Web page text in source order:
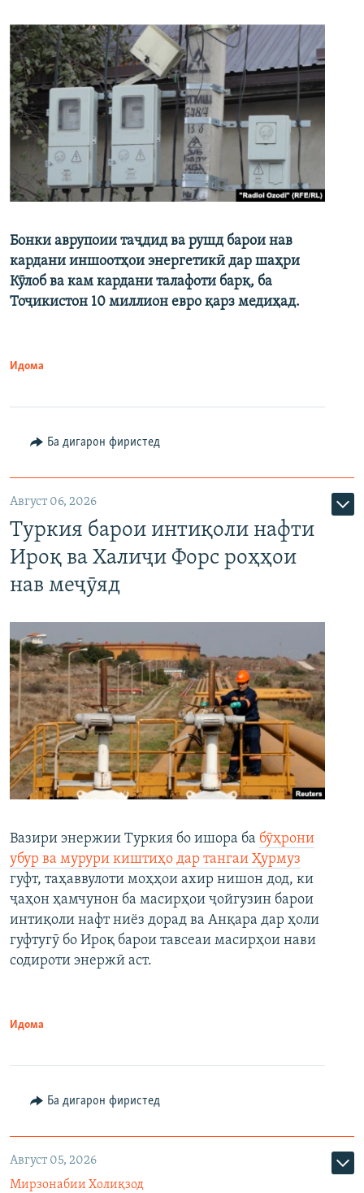
Бонки аврупоии таҷдид ва рушд барои нав
кардани иншоотҳои энергетикӣ дар шаҳри
Кӯлоб ва кам кардани талафоти барқ, ба
Тоҷикистон 10 миллион евро қарз медиҳад.
Идома
Ба дигарон фиристед
Август 06, 2026
Туркия барои интиқоли нафти
Ироқ ва Халиҷи Форс роҳҳои
нав меҷӯяд
Вазири энержии Туркия бо ишора ба бӯҳрони
убур ва мурури киштиҳо дар тангаи Ҳурмуз
гуфт, таҳаввулоти моҳҳои ахир нишон дод, ки
ҷаҳон ҳамчунон ба масирҳои ҷойгузин барои
интиқоли нафт ниёз дорад ва Анқара дар ҳоли
гуфтугӯ бо Ироқ барои тавсеаи масирҳои нави
содироти энержӣ аст.
Идома
Ба дигарон фиристед
Август 05, 2026
Мирзонабии Холиқзод